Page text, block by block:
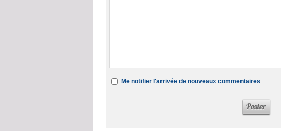
Me notifier l'arrivée de nouveaux commentaires